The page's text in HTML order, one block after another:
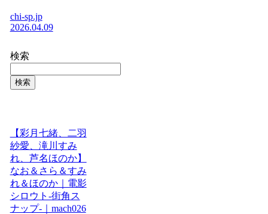
chi-sp.jp
2026.04.09
検索
検索
【彩月七緒、二羽
紗愛、滝川すみ
れ、芦名ほのか】
なお＆さら＆すみ
れ＆ほのか｜電影
シロウト-街角ス
ナップ-｜mach026